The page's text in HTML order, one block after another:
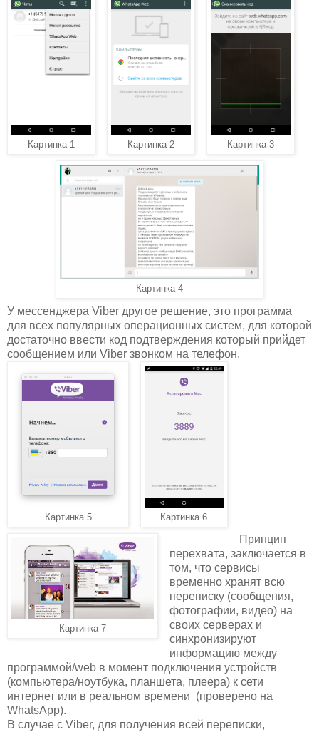
Картинка 1 Картинка 2 Картинка 3
Картинка 4
У мессенджера Viber другое решение, это программа
для всех популярных операционных систем, для которой
достаточно ввести код подтверждения который прийдет
сообщением или Viber звонком на телефон.
Картинка 5 Картинка 6
Картинка 7
Принцип
перехвата, заключается в
том, что сервисы
временно хранят всю
переписку (сообщения,
фотографии, видео) на
своих серверах и
синхронизируют
информацию между
программой/web в момент подключения устройств
(компьютера/ноутбука, планшета, плеера) к сети
интернет или в реальном времени (проверено на
WhatsApp).
В случае с Viber, для получения всей переписки,